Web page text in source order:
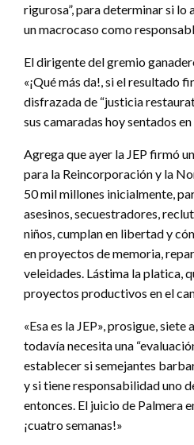
rigurosa”, para determinar si lo
un macrocaso como
El dirigente del gremio
«¡Qué más da!, si el resultado
disfrazada de “justicia
sus camaradas hoy sentados
Agrega que ayer la JEP firmó
para la Reincorporación y la
50 mil millones inicialmente,
asesinos, secuestradores,
niños, cumplan en libertad y
en proyectos de memoria,
veleidades. Lástima la platica,
proyectos productivos en el
«Esa es la JEP», prosigue,
todavía necesita una
establecer si semejantes
y si tiene responsabilidad uno
entonces. El juicio de Palmera
¡cuatro semanas!»